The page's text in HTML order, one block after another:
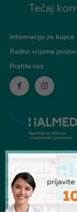
Tečaj
Informacije za kupce
Radno vrijeme
Pratite nas
© Ljekarna Talan 2026